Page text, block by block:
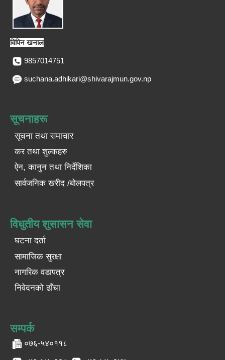
विपिन खनाल
9857014751
suchana.adhikari@shivarajmun.gov.np
सूचनाहरू
सूचना तथा समाचार
कर तथा शुल्कहरु
ऐन, कानुन तथा निर्देशिका
सार्वजनिक खरीद /बोलपत्र
विधुतीय शुसासन सेवा
घटना दर्ता
सामाजिक सुरक्षा
नागरिक वडापत्र
निवेदनको ढाँचा
सम्पर्क
०७६-५४०११८